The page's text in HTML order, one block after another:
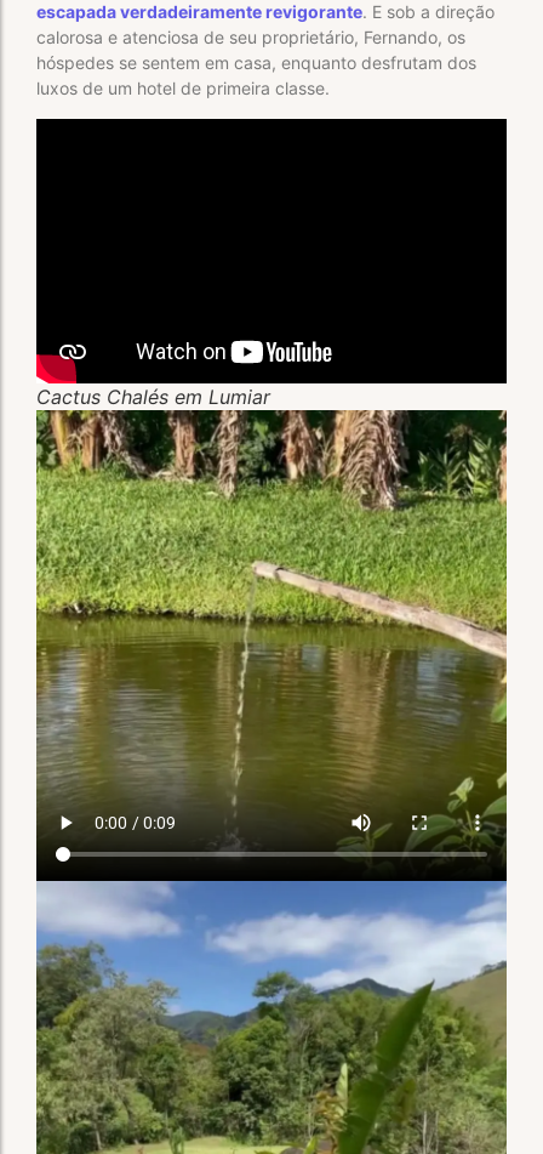
escapada verdadeiramente revigorante. E sob a direção
calorosa e atenciosa de seu proprietário, Fernando, os
hóspedes se sentem em casa, enquanto desfrutam dos
luxos de um hotel de primeira classe.
Cactus Chalés em Lumiar